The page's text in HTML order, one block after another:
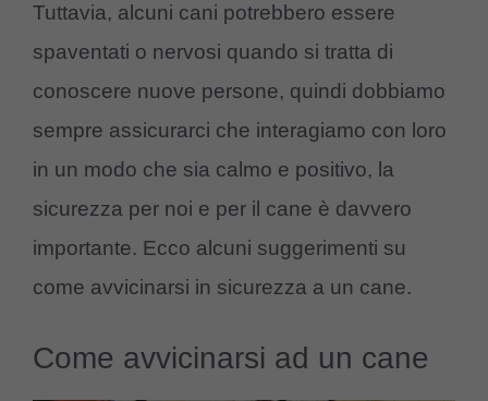
Tuttavia, alcuni cani potrebbero essere
spaventati o nervosi quando si tratta di
conoscere nuove persone, quindi dobbiamo
sempre assicurarci che interagiamo con loro
in un modo che sia calmo e positivo, la
sicurezza per noi e per il cane è davvero
importante. Ecco alcuni suggerimenti su
come avvicinarsi in sicurezza a un cane.
Come avvicinarsi ad un cane